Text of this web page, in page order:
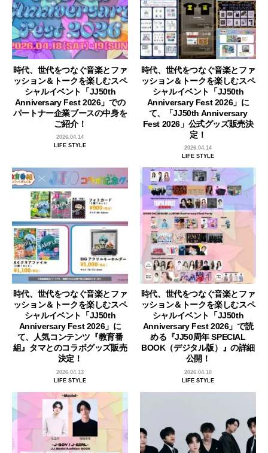
時代、世代をつなぐ音楽とファ
ッション＆トークを楽しむスペ
シャルイベント「JJ50th
Anniversary Fest 2026」での
パートナー企業ブースの中身を
ご紹介！
2026.04.14
LIFE STYLE
時代、世代をつなぐ音楽とファ
ッション＆トークを楽しむスペ
シャルイベント「JJ50th
Anniversary Fest 2026」に
て、「JJ50th Anniversary
Fest 2026」公式グッズ販売決
定！
2026.04.14
LIFE STYLE
時代、世代をつなぐ音楽とファ
ッション＆トークを楽しむスペ
シャルイベント「JJ50th
Anniversary Fest 2026」に
て、人気コンテンツ『教育番
組』タマとのコラボグッズ販売
決定！
2026.04.13
LIFE STYLE
時代、世代をつなぐ音楽とファ
ッション＆トークを楽しむスペ
シャルイベント「JJ50th
Anniversary Fest 2026」で読
める『JJ50周年 SPECIAL
BOOK（デジタル版）』の詳細
公開！
2026.04.10
LIFE STYLE